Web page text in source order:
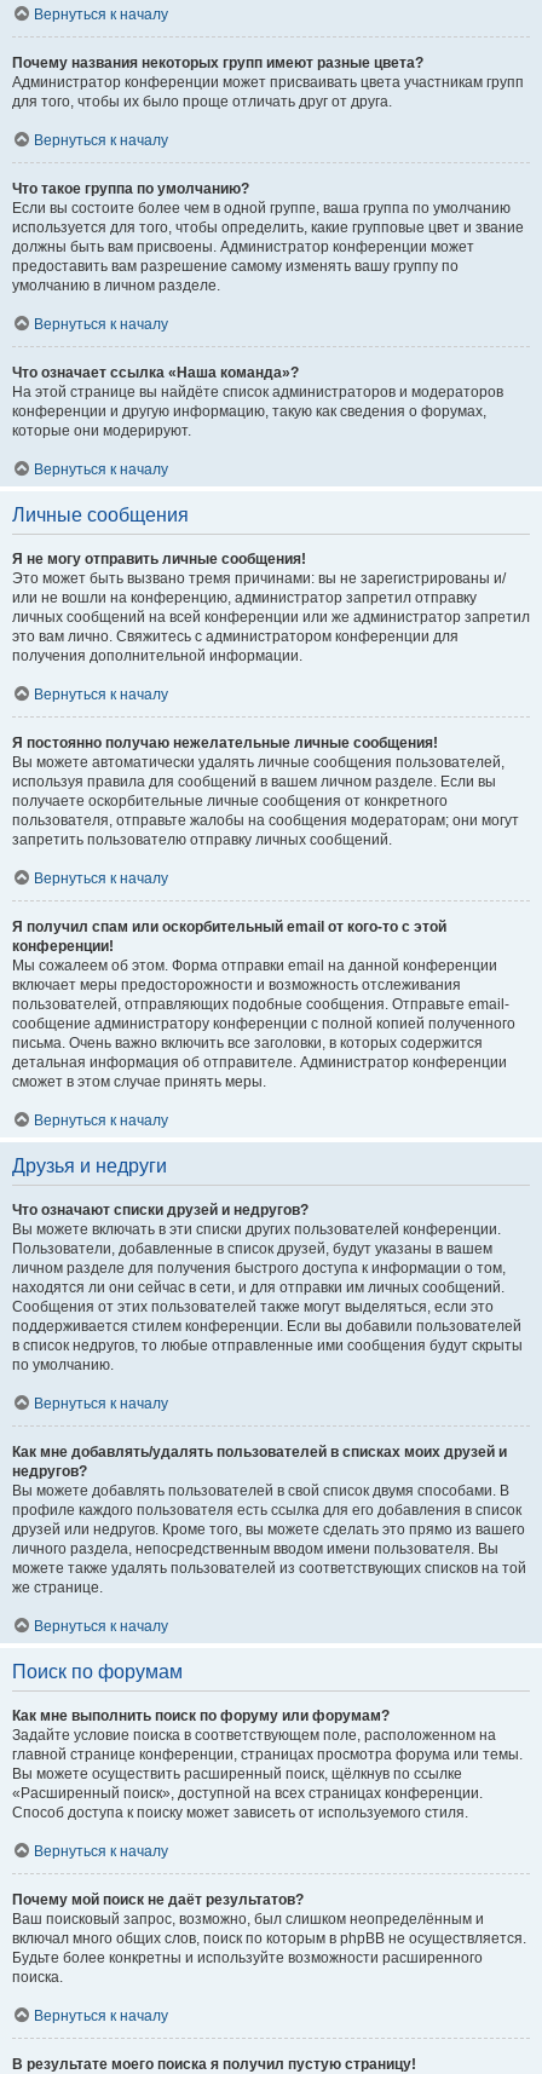
Вернуться к началу
Почему названия некоторых групп имеют разные цвета?
Администратор конференции может присваивать цвета участникам групп
для того, чтобы их было проще отличать друг от друга.
Вернуться к началу
Что такое группа по умолчанию?
Если вы состоите более чем в одной группе, ваша группа по умолчанию
используется для того, чтобы определить, какие групповые цвет и звание
должны быть вам присвоены. Администратор конференции может
предоставить вам разрешение самому изменять вашу группу по
умолчанию в личном разделе.
Вернуться к началу
Что означает ссылка «Наша команда»?
На этой странице вы найдёте список администраторов и модераторов
конференции и другую информацию, такую как сведения о форумах,
которые они модерируют.
Вернуться к началу
Личные сообщения
Я не могу отправить личные сообщения!
Это может быть вызвано тремя причинами: вы не зарегистрированы и/
или не вошли на конференцию, администратор запретил отправку
личных сообщений на всей конференции или же администратор запретил
это вам лично. Свяжитесь с администратором конференции для
получения дополнительной информации.
Вернуться к началу
Я постоянно получаю нежелательные личные сообщения!
Вы можете автоматически удалять личные сообщения пользователей,
используя правила для сообщений в вашем личном разделе. Если вы
получаете оскорбительные личные сообщения от конкретного
пользователя, отправьте жалобы на сообщения модераторам; они могут
запретить пользователю отправку личных сообщений.
Вернуться к началу
Я получил спам или оскорбительный email от кого-то с этой
конференции!
Мы сожалеем об этом. Форма отправки email на данной конференции
включает меры предосторожности и возможность отслеживания
пользователей, отправляющих подобные сообщения. Отправьте email-
сообщение администратору конференции с полной копией полученного
письма. Очень важно включить все заголовки, в которых содержится
детальная информация об отправителе. Администратор конференции
сможет в этом случае принять меры.
Вернуться к началу
Друзья и недруги
Что означают списки друзей и недругов?
Вы можете включать в эти списки других пользователей конференции.
Пользователи, добавленные в список друзей, будут указаны в вашем
личном разделе для получения быстрого доступа к информации о том,
находятся ли они сейчас в сети, и для отправки им личных сообщений.
Сообщения от этих пользователей также могут выделяться, если это
поддерживается стилем конференции. Если вы добавили пользователей
в список недругов, то любые отправленные ими сообщения будут скрыты
по умолчанию.
Вернуться к началу
Как мне добавлять/удалять пользователей в списках моих друзей и
недругов?
Вы можете добавлять пользователей в свой список двумя способами. В
профиле каждого пользователя есть ссылка для его добавления в список
друзей или недругов. Кроме того, вы можете сделать это прямо из вашего
личного раздела, непосредственным вводом имени пользователя. Вы
можете также удалять пользователей из соответствующих списков на той
же странице.
Вернуться к началу
Поиск по форумам
Как мне выполнить поиск по форуму или форумам?
Задайте условие поиска в соответствующем поле, расположенном на
главной странице конференции, страницах просмотра форума или темы.
Вы можете осуществить расширенный поиск, щёлкнув по ссылке
«Расширенный поиск», доступной на всех страницах конференции.
Способ доступа к поиску может зависеть от используемого стиля.
Вернуться к началу
Почему мой поиск не даёт результатов?
Ваш поисковый запрос, возможно, был слишком неопределённым и
включал много общих слов, поиск по которым в phpBB не осуществляется.
Будьте более конкретны и используйте возможности расширенного
поиска.
Вернуться к началу
В результате моего поиска я получил пустую страницу!